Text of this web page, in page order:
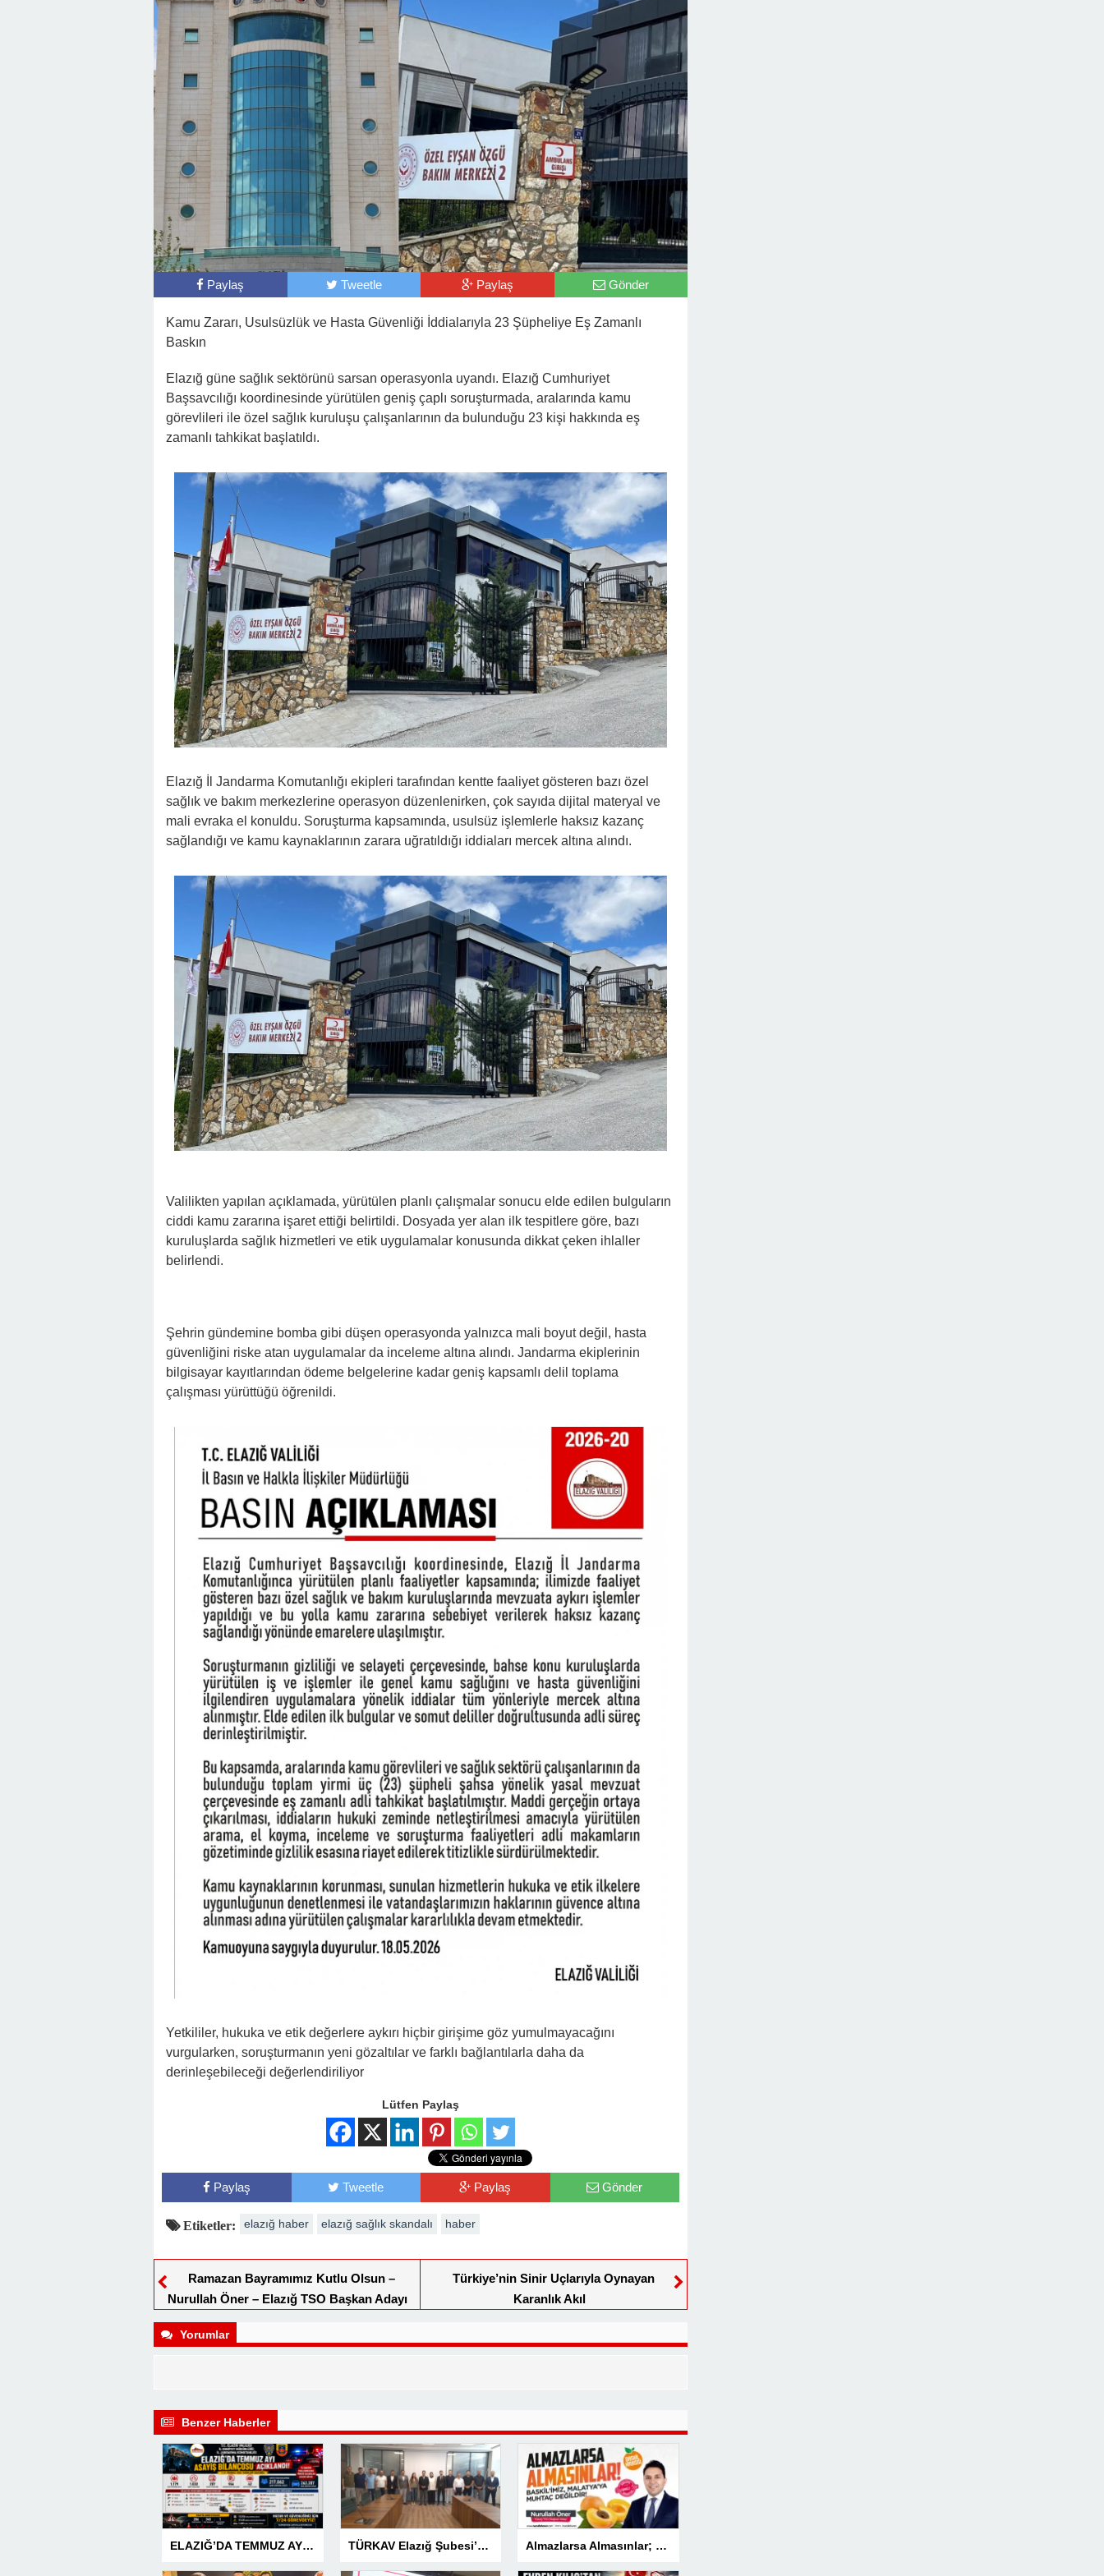
Paylaş Tweetle Paylaş Gönder
Kamu Zararı, Usulsüzlük ve Hasta Güvenliği İddialarıyla 23 Şüpheliye Eş Zamanlı
Baskın
Elazığ güne sağlık sektörünü sarsan operasyonla uyandı. Elazığ Cumhuriyet
Başsavcılığı koordinesinde yürütülen geniş çaplı soruşturmada, aralarında kamu
görevlileri ile özel sağlık kuruluşu çalışanlarının da bulunduğu 23 kişi hakkında eş
zamanlı tahkikat başlatıldı.
Elazığ İl Jandarma Komutanlığı ekipleri tarafından kentte faaliyet gösteren bazı özel
sağlık ve bakım merkezlerine operasyon düzenlenirken, çok sayıda dijital materyal ve
mali evraka el konuldu. Soruşturma kapsamında, usulsüz işlemlerle haksız kazanç
sağlandığı ve kamu kaynaklarının zarara uğratıldığı iddiaları mercek altına alındı.
Valilikten yapılan açıklamada, yürütülen planlı çalışmalar sonucu elde edilen bulguların
ciddi kamu zararına işaret ettiği belirtildi. Dosyada yer alan ilk tespitlere göre, bazı
kuruluşlarda sağlık hizmetleri ve etik uygulamalar konusunda dikkat çeken ihlaller
belirlendi.
Şehrin gündemine bomba gibi düşen operasyonda yalnızca mali boyut değil, hasta
güvenliğini riske atan uygulamalar da inceleme altına alındı. Jandarma ekiplerinin
bilgisayar kayıtlarından ödeme belgelerine kadar geniş kapsamlı delil toplama
çalışması yürüttüğü öğrenildi.
Yetkililer, hukuka ve etik değerlere aykırı hiçbir girişime göz yumulmayacağını
vurgularken, soruşturmanın yeni gözaltılar ve farklı bağlantılarla daha da
derinleşebileceği değerlendiriliyor
Lütfen Paylaş
Paylaş Tweetle Paylaş Gönder
Etiketler: elazığ haber elazığ sağlık skandalı haber
Ramazan Bayramımız Kutlu Olsun –
Nurullah Öner – Elazığ TSO Başkan Adayı
Türkiye’nin Sinir Uçlarıyla Oynayan
Karanlık Akıl
Yorumlar
Benzer Haberler
ELAZIĞ’DA TEMMUZ AYI ASAYİŞ BİLANÇOSU AÇIKLANDI: 1 AYDA 1.032 ŞAHIS YAKALANDI, 207 TUTUKLAMA TÜRKAV Elazığ Şubesi’nden güçlü başlangıç: Kamuda liyakatin en gür sesi olacağız Almazlarsa Almasınlar; Baskilimiz Malatya’ya Muhtaç Değildir